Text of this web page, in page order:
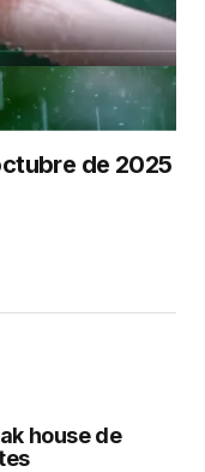
de 2025
house de